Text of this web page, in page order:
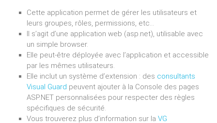
Cette application permet de gérer les utilisateurs et
leurs groupes, rôles, permissions, etc…
Il s’agit d’une application web (asp.net), utilisable avec
un simple browser.
Elle peut-être déployée avec l’application et accessible
par les mêmes utilisateurs.
Elle inclut un système d’extension : des consultants
Visual Guard peuvent ajouter à la Console des pages
ASP.NET personnalisées pour respecter des règles
spécifiques de sécurité.
Vous trouverez plus d’information sur la VG